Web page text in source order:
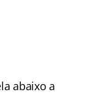
abaixo a